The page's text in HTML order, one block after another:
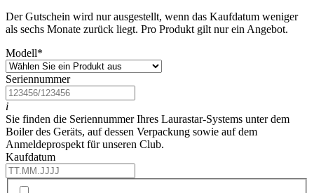
Der Gutschein wird nur ausgestellt, wenn das Kaufdatum weniger
als sechs Monate zurück liegt. Pro Produkt gilt nur ein Angebot.
Modell*
Seriennummer
i
Sie finden die Seriennummer Ihres Laurastar-Systems unter dem
Boiler des Geräts, auf dessen Verpackung sowie auf dem
Anmeldeprospekt für unseren Club.
Kaufdatum